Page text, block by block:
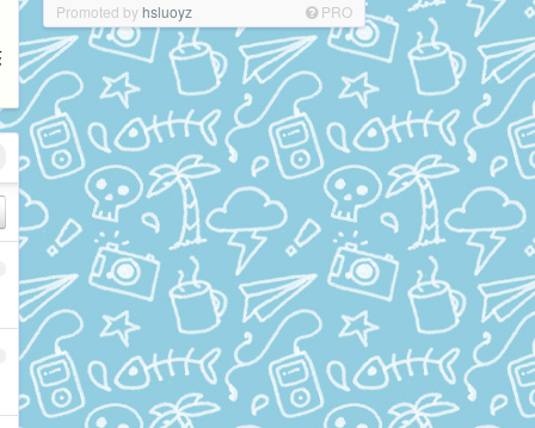
Promoted by hsluoyz PRO